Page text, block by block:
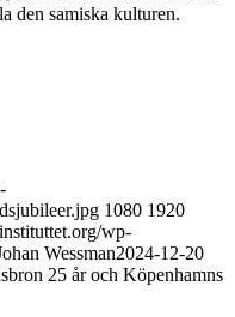
den samiska kulturen.
1080 1920
wp-
Wessman2024-12-20
25 år och Köpenhamns